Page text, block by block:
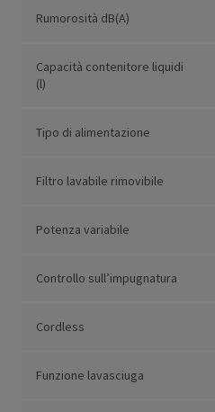
Rumorosità dB(A)
Capacità contenitore liquidi
(l)
Tipo di alimentazione
Filtro lavabile rimovibile
Potenza variabile
Controllo sull’impugnatura
Cordless
Funzione lavasciuga